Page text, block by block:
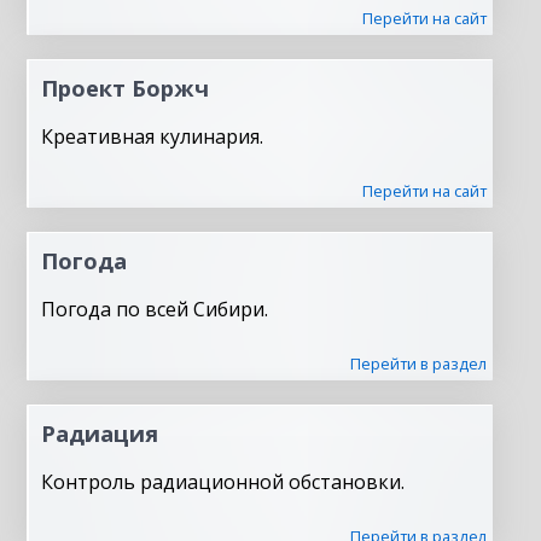
Перейти на сайт
Проект Боржч
Креативная кулинария.
Перейти на сайт
Погода
Погода по всей Сибири.
Перейти в раздел
Радиация
Контроль радиационной обстановки.
Перейти в раздел